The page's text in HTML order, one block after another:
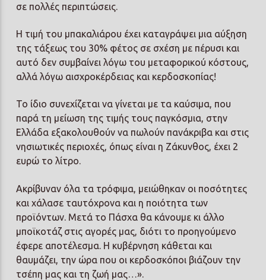
σε πολλές περιπτώσεις.
Η τιμή του μπακαλιάρου έχει καταγράψει μια αύξηση
της τάξεως του 30% φέτος σε σχέση με πέρυσι και
αυτό δεν συμβαίνει λόγω του μεταφορικού κόστους,
αλλά λόγω αισχροκέρδειας και κερδοσκοπίας!
Το ίδιο συνεχίζεται να γίνεται με τα καύσιμα, που
παρά τη μείωση της τιμής τους παγκόσμια, στην
Ελλάδα εξακολουθούν να πωλούν πανάκριβα και στις
νησιωτικές περιοχές, όπως είναι η Ζάκυνθος, έχει 2
ευρώ το λίτρο.
Ακρίβυναν όλα τα τρόφιμα, μειώθηκαν οι ποσότητες
και χάλασε ταυτόχρονα και η ποιότητα των
προϊόντων. Μετά το Πάσχα θα κάνουμε κι άλλο
μποϊκοτάζ στις αγορές μας, διότι το προηγούμενο
έφερε αποτέλεσμα. Η κυβέρνηση κάθεται και
θαυμάζει, την ώρα που οι κερδοσκόποι βιάζουν την
τσέπη μας και τη ζωή μας…».